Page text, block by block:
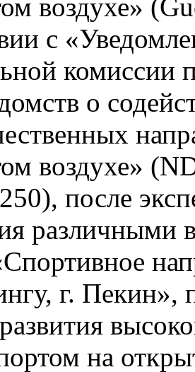
воздухе»
с
комиссии
о
воздухе»
после
различными
г. Пекин»,
на